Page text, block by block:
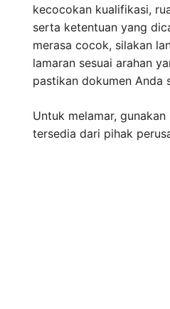
kecocokan kualifikasi,
serta ketentuan yang
merasa cocok, silakan
lamaran sesuai arahan
pastikan dokumen Anda
Untuk melamar,
tersedia dari pihak